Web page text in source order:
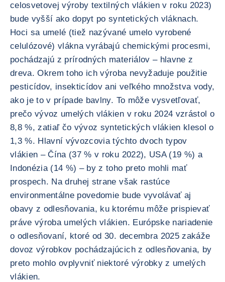
celosvetovej výroby textilných vlákien v roku 2023)
bude vyšší ako dopyt po syntetických vláknach.
Hoci sa umelé (tiež nazývané umelo vyrobené
celulózové) vlákna vyrábajú chemickými procesmi,
pochádzajú z prírodných materiálov – hlavne z
dreva. Okrem toho ich výroba nevyžaduje použitie
pesticídov, insekticídov ani veľkého množstva vody,
ako je to v prípade bavlny. To môže vysvetľovať,
prečo vývoz umelých vlákien v roku 2024 vzrástol o
8,8 %, zatiaľ čo vývoz syntetických vlákien klesol o
1,3 %. Hlavní vývozcovia týchto dvoch typov
vlákien – Čína (37 % v roku 2022), USA (19 %) a
Indonézia (14 %) – by z toho preto mohli mať
prospech. Na druhej strane však rastúce
environmentálne povedomie bude vyvolávať aj
obavy z odlesňovania, ku ktorému môže prispievať
práve výroba umelých vlákien. Európske nariadenie
o odlesňovaní, ktoré od 30. decembra 2025 zakáže
dovoz výrobkov pochádzajúcich z odlesňovania, by
preto mohlo ovplyvniť niektoré výrobky z umelých
vlákien.